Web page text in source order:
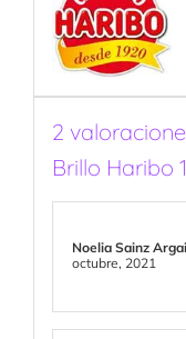
2
Brillo Haribo
Noelia Sainz
octubre, 2021